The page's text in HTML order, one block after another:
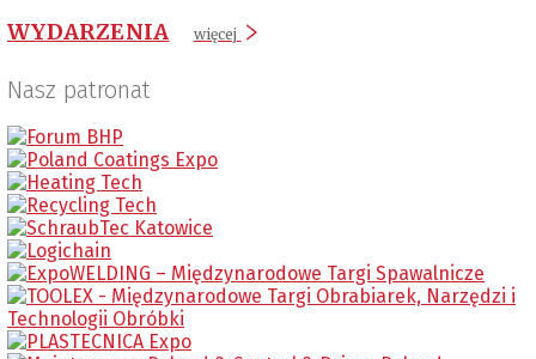
WYDARZENIA więcej
Nasz patronat